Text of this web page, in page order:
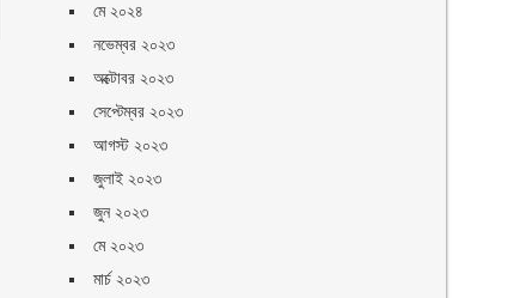
মে ২০২৪
নভেম্বর ২০২৩
অক্টোবর ২০২৩
সেপ্টেম্বর ২০২৩
আগস্ট ২০২৩
জুলাই ২০২৩
জুন ২০২৩
মে ২০২৩
মার্চ ২০২৩